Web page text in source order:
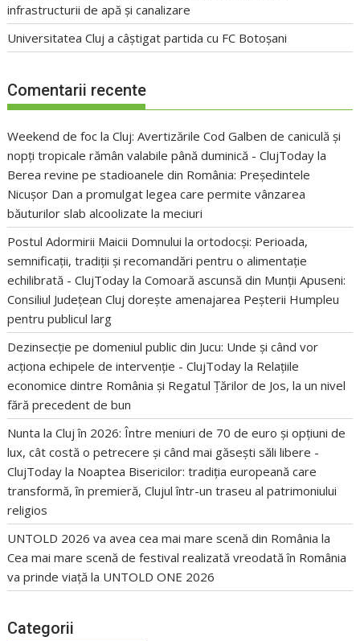
infrastructurii de apă și canalizare
Universitatea Cluj a câștigat partida cu FC Botoșani
Comentarii recente
Weekend de foc la Cluj: Avertizările Cod Galben de caniculă și
nopți tropicale rămân valabile până duminică - ClujToday la
Berea revine pe stadioanele din România: Președintele
Nicușor Dan a promulgat legea care permite vânzarea
băuturilor slab alcoolizate la meciuri
Postul Adormirii Maicii Domnului la ortodocși: Perioada,
semnificații, tradiții și recomandări pentru o alimentație
echilibrată - ClujToday laComoară ascunsă din Munții Apuseni:
Consiliul Județean Cluj dorește amenajarea Peșterii Humpleu
pentru publicul larg
Dezinsecție pe domeniul public din Jucu: Unde și când vor
acționa echipele de intervenție - ClujToday la Relațiile
economice dintre România și Regatul Țărilor de Jos, la un nivel
fără precedent de bun
Nunta la Cluj în 2026: Între meniuri de 70 de euro și opțiuni de
lux, cât costă o petrecere și când mai găsești săli libere -
ClujToday la Noaptea Bisericilor: tradiția europeană care
transformă, în premieră, Clujul într-un traseu al patrimoniului
religios
UNTOLD 2026 va avea cea mai mare scenă din România la
Cea mai mare scenă de festival realizată vreodată în România
va prinde viață la UNTOLD ONE 2026
Categorii